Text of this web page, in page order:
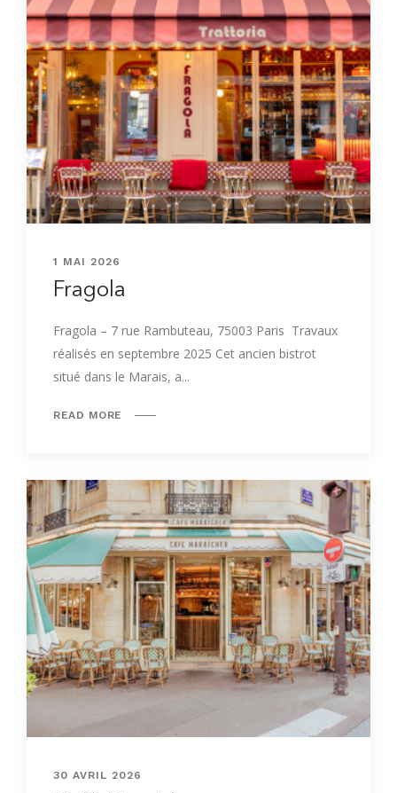
1 MAI 2026
Fragola
Fragola – 7 rue Rambuteau, 75003 Paris Travaux
réalisés en septembre 2025 Cet ancien bistrot
situé dans le Marais, a...
READ MORE
30 AVRIL 2026